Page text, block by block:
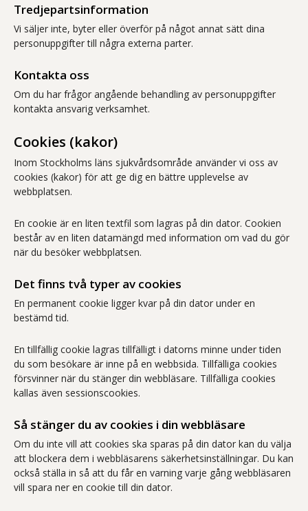
Tredjepartsinformation
Vi säljer inte, byter eller överför på något annat sätt dina
personuppgifter till några externa parter.
Kontakta oss
Om du har frågor angående behandling av personuppgifter
kontakta ansvarig verksamhet.
Cookies (kakor)
Inom Stockholms läns sjukvårdsområde använder vi oss av
cookies (kakor) för att ge dig en bättre upplevelse av
webbplatsen.
En cookie är en liten textfil som lagras på din dator. Cookien
består av en liten datamängd med information om vad du gör
när du besöker webbplatsen.
Det finns två typer av cookies
En permanent cookie ligger kvar på din dator under en
bestämd tid.
En tillfällig cookie lagras tillfälligt i datorns minne under tiden
du som besökare är inne på en webbsida. Tillfälliga cookies
försvinner när du stänger din webbläsare. Tillfälliga cookies
kallas även sessionscookies.
Så stänger du av cookies i din webbläsare
Om du inte vill att cookies ska sparas på din dator kan du välja
att blockera dem i webbläsarens säkerhetsinställningar. Du kan
också ställa in så att du får en varning varje gång webbläsaren
vill spara ner en cookie till din dator.